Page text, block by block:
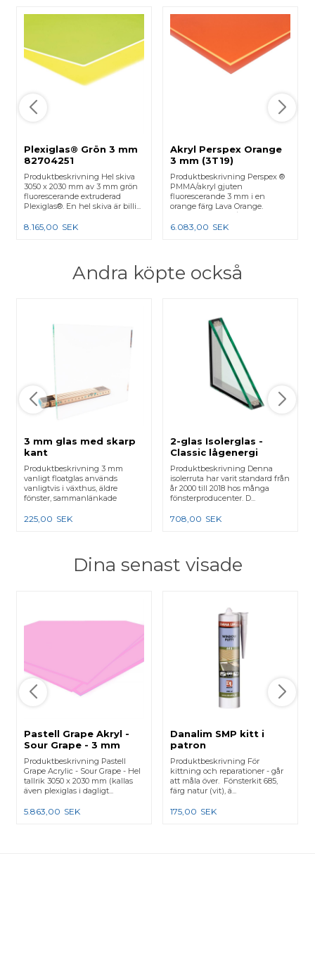
Plexiglas® Grön 3 mm
82704251
(fluorescerande) 3050
x 2030 mm
Produktbeskrivning Hel skiva
3050 x 2030 mm av 3 mm grön
fluorescerande extruderad
Plexiglas®. En hel skiva är billi...
8.165,00 SEK
Akryl Perspex Orange
3 mm (3T19)
(fluorescerande) 3050
x 2030 mm
Produktbeskrivning Perspex ®
PMMA/akryl gjuten
fluorescerande 3 mm i en
orange färg Lava Orange.
6.083,00 SEK
Andra köpte också
3 mm glas med skarp
kant
Produktbeskrivning 3 mm
vanligt floatglas används
vanligtvis i växthus, äldre
fönster, sammanlänkade
225,00 SEK
2-glas Isolerglas -
Classic lågenergi
Produktbeskrivning Denna
isolerruta har varit standard från
år 2000 till 2018 hos många
fönsterproducenter. D...
708,00 SEK
Dina senast visade
Pastell Grape Akryl -
Sour Grape - 3 mm
3050 x 2030 mm
Produktbeskrivning Pastell
Grape Acrylic - Sour Grape - Hel
tallrik 3050 x 2030 mm (kallas
även plexiglas i dagligt...
5.863,00 SEK
Danalim SMP kitt i
patron
Produktbeskrivning För
kittning och reparationer - går
att måla över. Fönsterkit 685,
färg natur (vit), ä...
175,00 SEK